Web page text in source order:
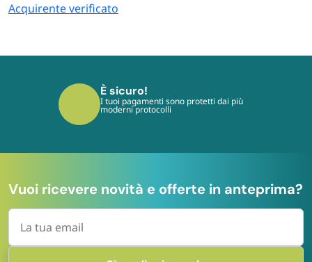
Acquirente verificato
È sicuro!
I tuoi pagamenti sono protetti dai più
moderni protocolli
Vuoi ricevere novità e offerte in anteprima?